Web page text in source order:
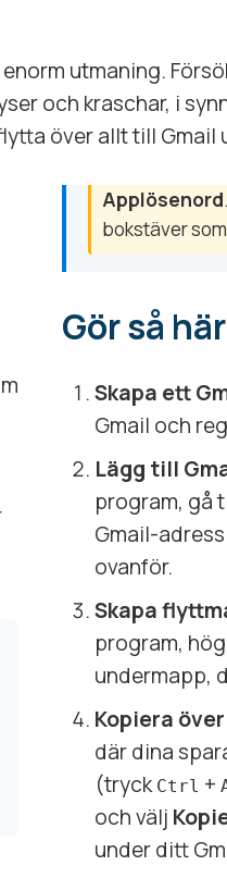
utmaning.
och kraschar, i
över allt till
Applösenord
bokstäver
Gör så
Skapa ett
Gmail och
Lägg till
program, gå
Gmail-
ovanför.
Skapa
program,
undermapp,
Kopiera
där dina
(tryck Ctrl +
och välj
under ditt